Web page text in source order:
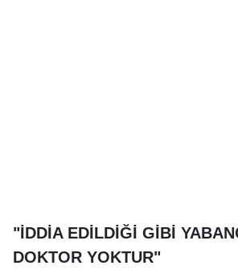
"İDDİA EDİLDİĞİ GİBİ
DOKTOR YOKTUR"